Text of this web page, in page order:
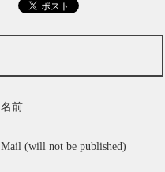
名前
Mail (will not be published)